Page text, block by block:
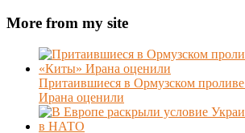
More from my site
Притаившиеся в Ормузском
Ирана оценили